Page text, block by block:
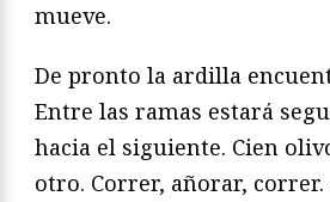
mueve.
De pronto la ardilla
Entre las ramas estará
hacia el siguiente. Cien
otro. Correr, añorar,